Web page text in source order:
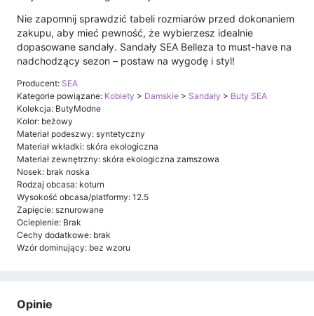
Nie zapomnij sprawdzić tabeli rozmiarów przed dokonaniem
zakupu, aby mieć pewność, że wybierzesz idealnie
dopasowane sandały. Sandały SEA Belleza to must-have na
nadchodzący sezon – postaw na wygodę i styl!
Producent: SEA
Kategorie powiązane: Kobiety > Damskie > Sandały > Buty SEA
Kolekcja: ButyModne
Kolor: beżowy
Materiał podeszwy: syntetyczny
Materiał wkładki: skóra ekologiczna
Materiał zewnętrzny: skóra ekologiczna zamszowa
Nosek: brak noska
Rodzaj obcasa: koturn
Wysokość obcasa/platformy: 12.5
Zapięcie: sznurowane
Ocieplenie: Brak
Cechy dodatkowe: brak
Wzór dominujący: bez wzoru
Opinie